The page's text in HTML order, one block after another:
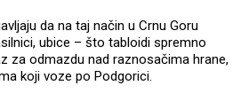
da na taj način u Crnu Goru
ubice – što tabloidi spremno
za odmazdu nad raznosačima hrane,
koji voze po Podgorici.